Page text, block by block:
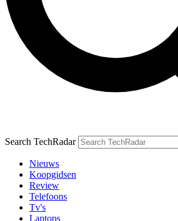
Search TechRadar
Nieuws
Koopgidsen
Review
Telefoons
Tv's
Laptops